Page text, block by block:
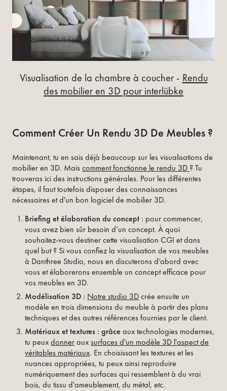
Visualisation de la chambre à coucher - Rendu
des mobilier en 3D pour interlübke
Comment Créer Un Rendu 3D De Meubles ?
Maintenant, tu en sais déjà beaucoup sur les visualisations de
mobilier en 3D. Maiscomment fonctionne le rendu 3D ? Tu
trouveras ici des instructions générales. Pour les différentes
étapes, il faut toutefois disposer des connaissances
nécessaires et d'un bon logiciel de mobilier 3D.
Briefing et élaboration du concept : pour commencer,
vous avez bien sûr besoin d’un concept. À quoi
souhaitez-vous destiner cette visualisation CGI et dans
quel but ? Si vous confiez la visualisation de vos meubles
à Danthree Studio, nous en discuterons d’abord avec
vous et élaborerons ensemble un concept efficace pour
vos meubles en 3D.
Modélisation 3D : Notre studio 3Dcrée ensuite un
modèle en trois dimensions du meuble à partir des plans
techniques et des autres références fournies par le client.
Matériaux et textures : grâceaux technologies modernes,
tu peuxdonnerauxsurfaces d'un modèle 3D l'aspect de
véritables matériaux. En choisissant les textures et les
nuances appropriées, tu peux ainsi reproduire
numériquement des surfaces qui ressemblent à du vrai
bois, du tissu d'ameublement, du métal, etc.